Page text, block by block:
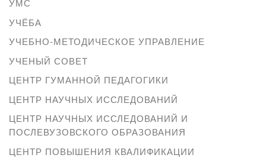
УМС
УЧЁБА
УЧЕБНО-МЕТОДИЧЕСКОЕ УПРАВЛЕНИЕ
УЧЕНЫЙ СОВЕТ
ЦЕНТР ГУМАННОЙ ПЕДАГОГИКИ
ЦЕНТР НАУЧНЫХ ИССЛЕДОВАНИЙ
ЦЕНТР НАУЧНЫХ ИССЛЕДОВАНИЙ И
ПОСЛЕВУЗОВСКОГО ОБРАЗОВАНИЯ
ЦЕНТР ПОВЫШЕНИЯ КВАЛИФИКАЦИИ